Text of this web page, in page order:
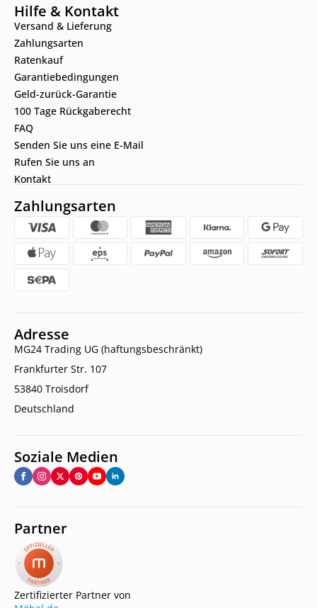
Hilfe & Kontakt
Versand & Lieferung
Zahlungsarten
Ratenkauf
Garantiebedingungen
Geld-zurück-Garantie
100 Tage Rückgaberecht
FAQ
Senden Sie uns eine E-Mail
Rufen Sie uns an
Kontakt
Zahlungsarten
Adresse
MG24 Trading UG (haftungsbeschränkt)
Frankfurter Str. 107
53840 Troisdorf
Deutschland
Soziale Medien
Partner
Zertifizierter Partner von